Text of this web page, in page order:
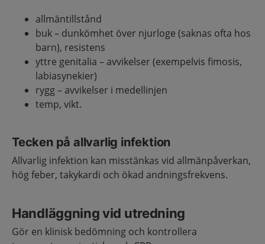
allmäntillstånd
buk – dunkömhet över njurloge (saknas ofta hos
barn), resistens
yttre genitalia – avvikelser (exempelvis fimosis,
labiasynekier)
rygg – avvikelser i medellinjen
temp, vikt.
Tecken på allvarlig infektion
Allvarlig infektion kan misstänkas vid allmänpåverkan,
hög feber, takykardi och ökad andningsfrekvens.
Handläggning vid utredning
Gör en klinisk bedömning och kontrollera